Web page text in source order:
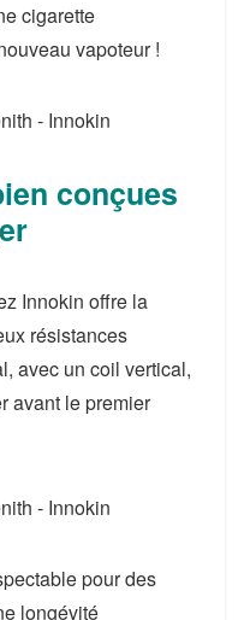
cigarette
vapoteur!
conçues
Innokin offre la
résistances
, avec un coil vertical,
avant le premier
pour des
longévité